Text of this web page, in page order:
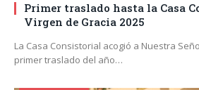
Primer traslado hasta la Casa
Virgen de Gracia 2025
La Casa Consistorial acogió a Nuestra
primer traslado del año…